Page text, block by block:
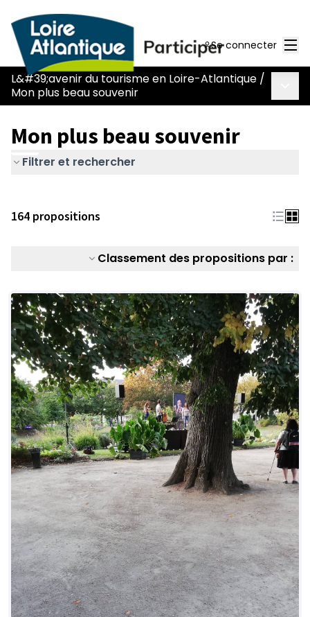
Se connecter
L&#39;avenir du tourisme en Loire-Atlantique /
Mon plus beau souvenir
Mon plus beau souvenir
Filtrer et rechercher
164 propositions
Classement des propositions par :